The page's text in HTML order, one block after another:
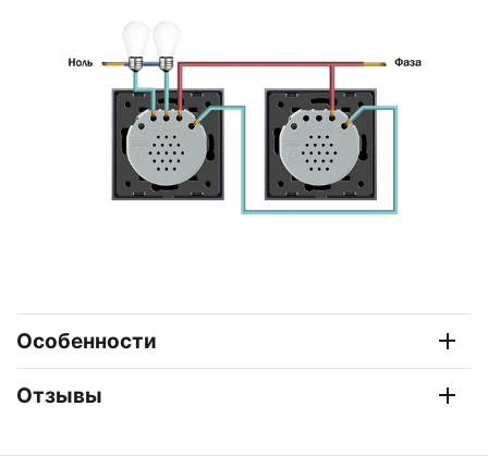
Особенности
Отзывы